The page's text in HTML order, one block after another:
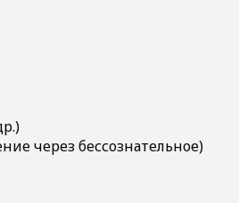
через бессознательное)